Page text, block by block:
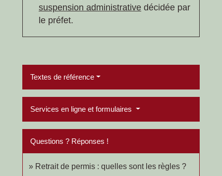
suspension administrative décidée par
le préfet.
Textes de référence
Services en ligne et formulaires
Questions ? Réponses !
Retrait de permis : quelles sont les règles ?